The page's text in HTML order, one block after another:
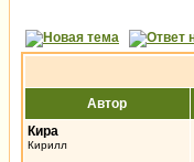
Автор
Кира
Кирилл